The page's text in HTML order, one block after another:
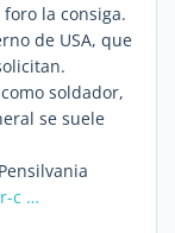
la consiga.
de USA, que
soldador,
se suele
c …